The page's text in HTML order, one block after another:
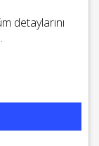
detaylarını